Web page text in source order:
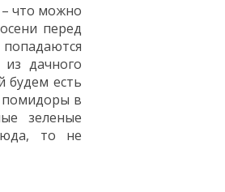
– что можно
перед
дачного
будем есть
помидоры в
зеленые
то не